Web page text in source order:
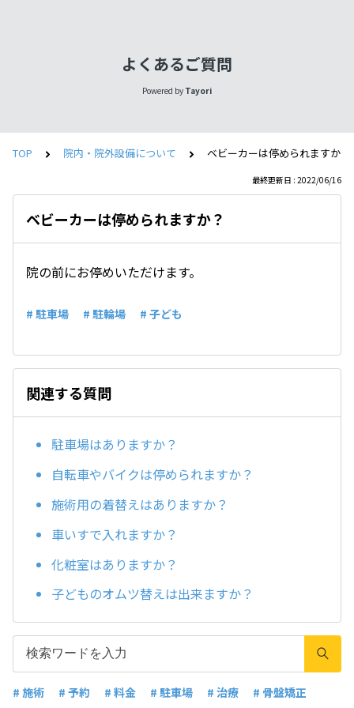
よくあるご質問
Powered by Tayori
TOP 院内・院外設備について ベビーカーは停められますか？
最終更新日 : 2022/06/16
ベビーカーは停められますか？
院の前にお停めいただけます。
# 駐車場 # 駐輪場 # 子ども
関連する質問
駐車場はありますか？
自転車やバイクは停められますか？
施術用の着替えはありますか？
車いすで入れますか？
化粧室はありますか？
子どものオムツ替えは出来ますか？
# 施術 # 予約 # 料金 # 駐車場 # 治療 # 骨盤矯正